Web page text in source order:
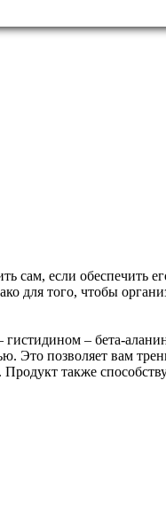
сам, если
для того, чтобы
– бета-
позволяет вам
также